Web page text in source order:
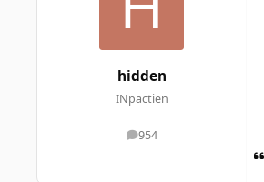
hidden
INpactien
954
messages